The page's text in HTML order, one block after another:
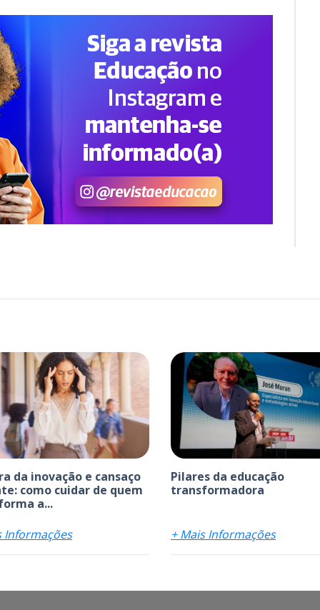
da inovação e cansaço
como cuidar de quem
a...
Informações
Pilares da educação
transformadora
+ Mais Informações